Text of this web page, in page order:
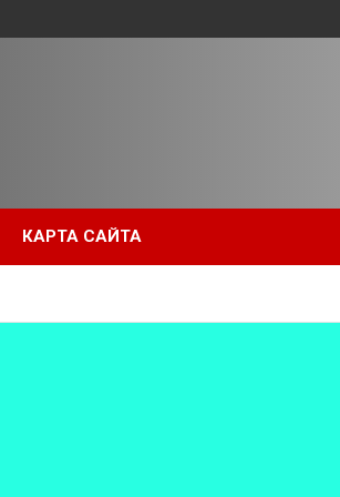
КАРТА САЙТА